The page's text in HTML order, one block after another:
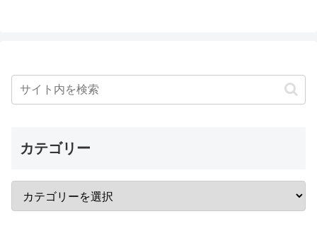
カテゴリー